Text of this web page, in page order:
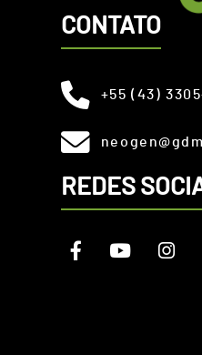
CONTATO
+55 (43)
REDES